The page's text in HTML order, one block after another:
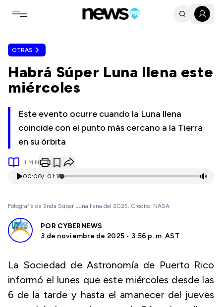
Toggle navigation menu
OTRAS
Habrá Súper Luna llena este
miércoles
Este evento ocurre cuando la Luna llena
coincide con el punto más cercano a la Tierra
en su órbita
1 MIN
00:00/ 01:18
Fotografía de 2nda Súper Luna llena del 2025. Crédito: NASA
POR CYBERNEWS
3 de noviembre de 2025 • 3:56 p. m. AST
La Sociedad de Astronomía de Puerto Rico
informó el lunes que este miércoles desde las
6 de la tarde y hasta el amanecer del jueves